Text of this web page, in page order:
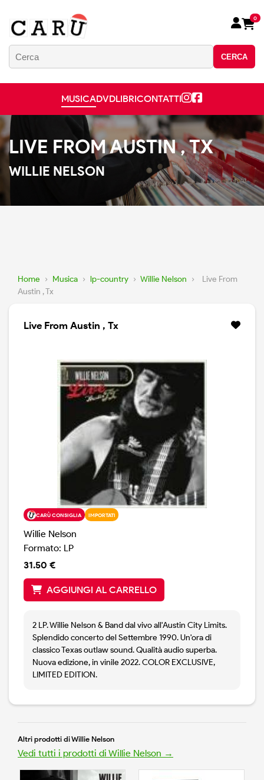
CERCA
0
MUSICADVDLIBRICONTATTI
LIVE FROM AUSTIN , TX
WILLIE NELSON
Home › Musica › lp-country › Willie Nelson ›
Live From
Austin , Tx
Live From Austin , Tx
CARÙ CONSIGLIA IMPORTATI
Willie Nelson
Formato: LP
31.50 €
AGGIUNGI AL CARRELLO
2 LP. Willie Nelson & Band dal vivo all'Austin City Limits.
Splendido concerto del Settembre 1990. Un'ora di
classico Texas outlaw sound. Qualità audio superba.
Nuova edizione, in vinile 2022. COLOR EXCLUSIVE,
LIMITED EDITION.
Altri prodotti di Willie Nelson
Vedi tutti i prodotti di Willie Nelson →